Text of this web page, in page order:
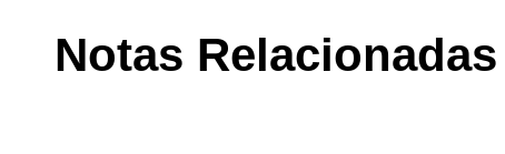
Notas Relacionadas